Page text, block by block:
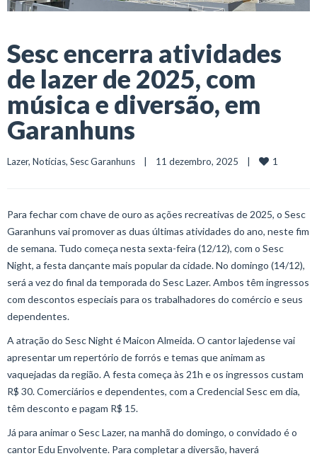
Sesc encerra atividades
de lazer de 2025, com
música e diversão, em
Garanhuns
Lazer, Notícias, Sesc Garanhuns
    |    11 dezembro, 2025    |
1
Para fechar com chave de ouro as ações recreativas de 2025, o Sesc
Garanhuns vai promover as duas últimas atividades do ano, neste fim
de semana. Tudo começa nesta sexta-feira (12/12), com o Sesc
Night, a festa dançante mais popular da cidade. No domingo (14/12),
será a vez do final da temporada do Sesc Lazer. Ambos têm ingressos
com descontos especiais para os trabalhadores do comércio e seus
dependentes.
A atração do Sesc Night é Maicon Almeida. O cantor lajedense vai
apresentar um repertório de forrós e temas que animam as
vaquejadas da região. A festa começa às 21h e os ingressos custam
R$ 30. Comerciários e dependentes, com a Credencial Sesc em dia,
têm desconto e pagam R$ 15.
Já para animar o Sesc Lazer, na manhã do domingo, o convidado é o
cantor Edu Envolvente. Para completar a diversão, haverá